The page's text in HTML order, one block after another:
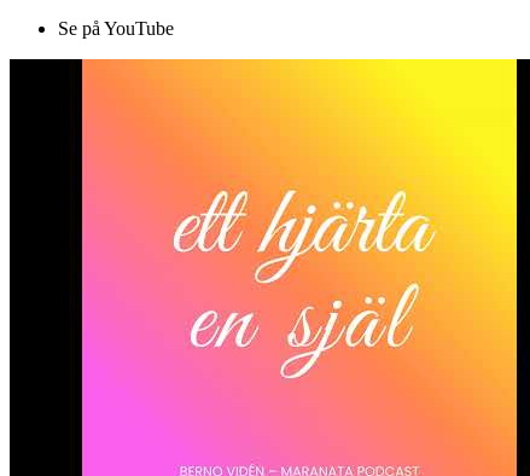
Se på YouTube